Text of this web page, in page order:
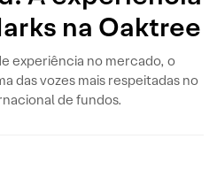
na Oaktree
experiência no mercado, o
das vozes mais respeitadas no
de fundos.